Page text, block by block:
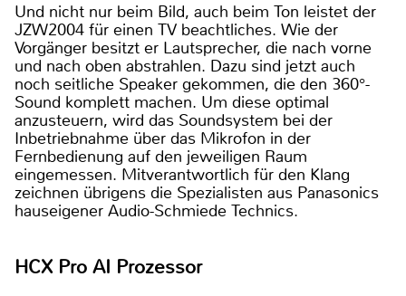
Und nicht nur beim Bild, auch beim Ton leistet der
JZW2004 für einen TV beachtliches. Wie der
Vorgänger besitzt er Lautsprecher, die nach vorne
und nach oben abstrahlen. Dazu sind jetzt auch
noch seitliche Speaker gekommen, die den 360°-
Sound komplett machen. Um diese optimal
anzusteuern, wird das Soundsystem bei der
Inbetriebnahme über das Mikrofon in der
Fernbedienung auf den jeweiligen Raum
eingemessen. Mitverantwortlich für den Klang
zeichnen übrigens die Spezialisten aus Panasonics
hauseigener Audio-Schmiede Technics.
HCX Pro AI Prozessor